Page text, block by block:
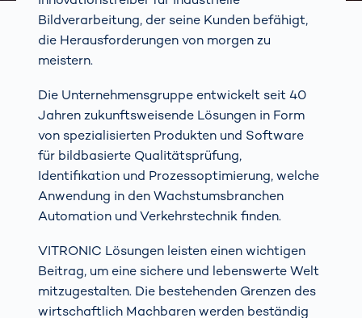
Bildverarbeitung, der seine Kunden befähigt,
die Herausforderungen von morgen zu
meistern.
Die Unternehmensgruppe entwickelt seit 40
Jahren zukunftsweisende Lösungen in Form
von spezialisierten Produkten und Software
für bildbasierte Qualitätsprüfung,
Identifikation und Prozessoptimierung, welche
Anwendung in den Wachstumsbranchen
Automation und Verkehrstechnik finden.
VITRONIC Lösungen leisten einen wichtigen
Beitrag, um eine sichere und lebenswerte Welt
mitzugestalten. Die bestehenden Grenzen des
wirtschaftlich Machbaren werden beständig